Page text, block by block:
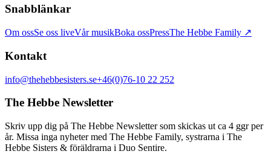
Snabblänkar
Om ossSe oss liveVår musikBoka ossPressThe Hebbe Family ↗
Kontakt
info@thehebbesisters.se+46(0)76-10 22 252
The Hebbe Newsletter
Skriv upp dig på The Hebbe Newsletter som skickas ut ca 4 ggr per
år. Missa inga nyheter med The Hebbe Family, systrarna i The
Hebbe Sisters & föräldrarna i Duo Sentire.